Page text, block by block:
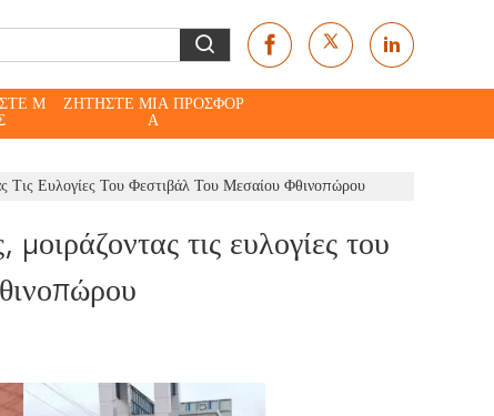
Μ
ΖΗΤΉΣΤΕ ΜΙΑ ΠΡΟΣΦΟΡ
Ά
Τις Ευλογίες Του Φεστιβάλ Του Μεσαίου Φθινοπώρου
τις ευλογίες του